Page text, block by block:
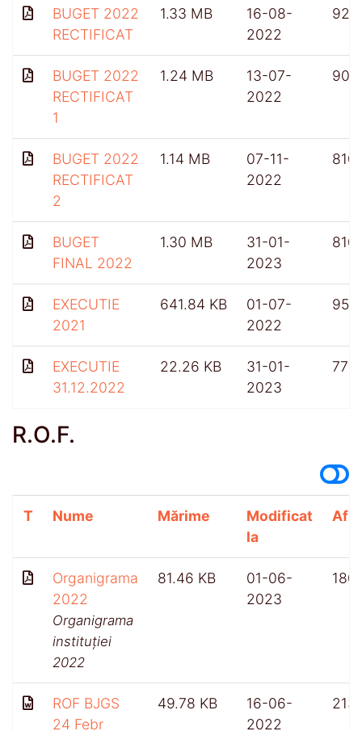
BUGET 2022
RECTIFICAT
1.33 MB
16-08-
2022
926
BUGET 2022
RECTIFICAT
1
1.24 MB
13-07-
2022
904
BUGET 2022
RECTIFICAT
2
1.14 MB
07-11-
2022
810
BUGET
FINAL 2022
1.30 MB
31-01-
2023
810
EXECUTIE
2021
641.84 KB
01-07-
2022
953
EXECUTIE
31.12.2022
22.26 KB
31-01-
2023
775
R.O.F.
T Nume Mărime
Modificat
la
Organigrama
2022
Organigrama
instituției
2022
81.46 KB
01-06-
2023
ROF BJGS
24 Febr
49.78 KB
16-06-
2022